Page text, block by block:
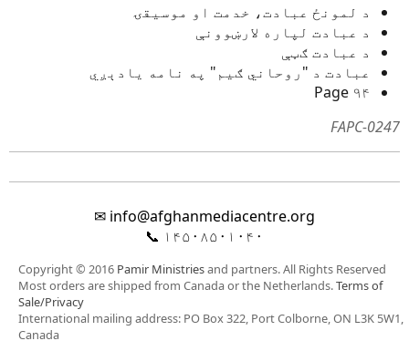
د لمونځ عبادت، خدمت او موسیقۍ
د عبادت لپاره لارښوونې
د عبادت ګټې
عبادت د "روحاني ګیم" په نامه یادېږي
۹۴ Page
FAPC-0247
✉ info@afghanmediacentre.org
📞 ۱۴۵۰۸۵۰۱۰۴۰
Copyright © 2016 Pamir Ministriesand partners. All Rights Reserved
Most orders are shipped from Canada or the Netherlands.Terms of
Sale/Privacy
International mailing address: PO Box 322, Port Colborne, ON L3K 5W1,
Canada